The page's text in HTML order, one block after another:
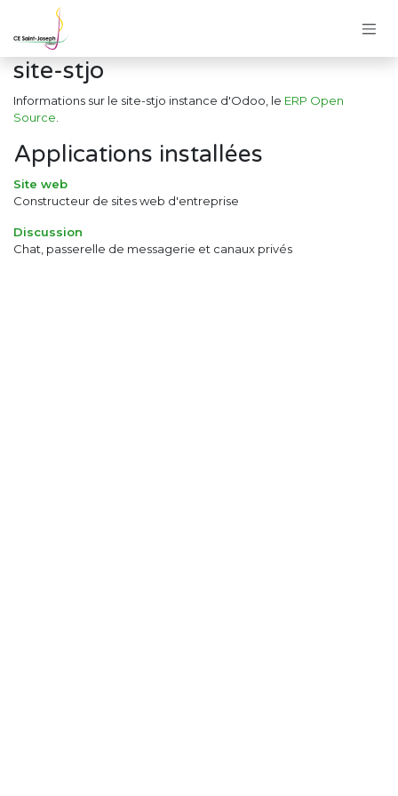
Se rendre au contenu
site-stjo
Informations sur le site-stjo instance d'Odoo, le ERP Open
Source
Applications installées
Site web
Constructeur de sites web d'entreprise
Discussion
Chat, passerelle de messagerie et canaux privés